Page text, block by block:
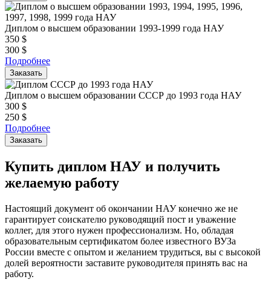
Диплом о высшем образовании 1993-1999 года НАУ
350 $
300 $
Подробнее
Заказать
Диплом о высшем образовании СССР до 1993 года НАУ
300 $
250 $
Подробнее
Заказать
Купить диплом НАУ и получить
желаемую работу
Настоящий документ об окончании НАУ конечно же не
гарантирует соискателю руководящий пост и уважение
коллег, для этого нужен профессионализм. Но, обладая
образовательным сертификатом более известного ВУЗа
России вместе с опытом и желанием трудиться, вы с высокой
долей вероятности заставите руководителя принять вас на
работу.